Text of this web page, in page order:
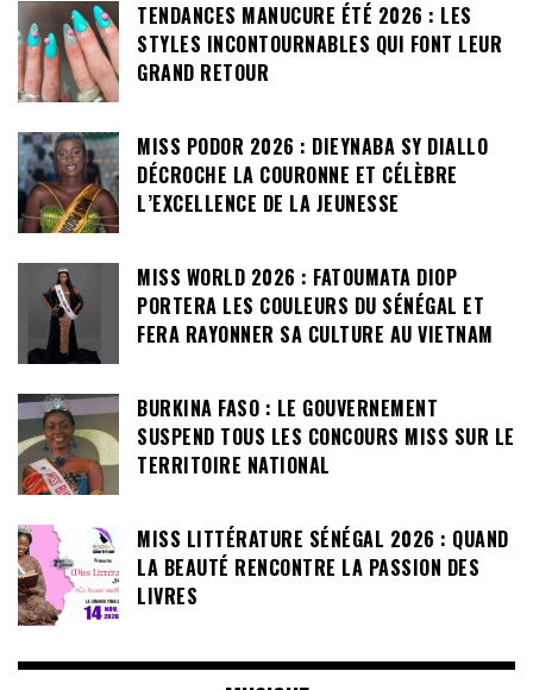
TENDANCES MANUCURE ÉTÉ 2026 : LES
STYLES INCONTOURNABLES QUI FONT LEUR
GRAND RETOUR
MISS PODOR 2026 : DIEYNABA SY DIALLO
DÉCROCHE LA COURONNE ET CÉLÈBRE
L’EXCELLENCE DE LA JEUNESSE
MISS WORLD 2026 : FATOUMATA DIOP
PORTERA LES COULEURS DU SÉNÉGAL ET
FERA RAYONNER SA CULTURE AU VIETNAM
BURKINA FASO : LE GOUVERNEMENT
SUSPEND TOUS LES CONCOURS MISS SUR LE
TERRITOIRE NATIONAL
MISS LITTÉRATURE SÉNÉGAL 2026 : QUAND
LA BEAUTÉ RENCONTRE LA PASSION DES
LIVRES